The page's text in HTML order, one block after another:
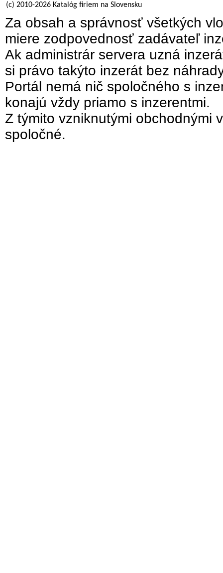
(c) 2010-2026 Katalóg firiem na Slovensku
Za obsah a správnosť všetkých
miere zodpovednosť zadávateľ
Ak administrár servera uzná
si právo takýto inzerát bez
Portál nemá nič spoločného s
konajú vždy priamo s inzerentmi.
Z týmito vzniknutými obchodnými
spoločné.